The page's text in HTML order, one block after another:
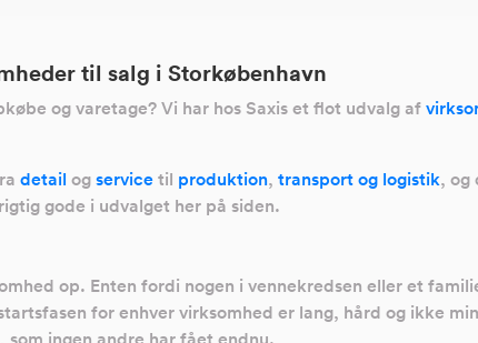
til salg i Storkøbenhavn
og varetage? Vi har hos Saxis et flot udvalg af
detail ogservicetil produktion, transport og logistik, og
gode i udvalget her på siden.
op. Enten fordi nogen i vennekredsen eller et
for enhver virksomhed er lang, hård og ikke